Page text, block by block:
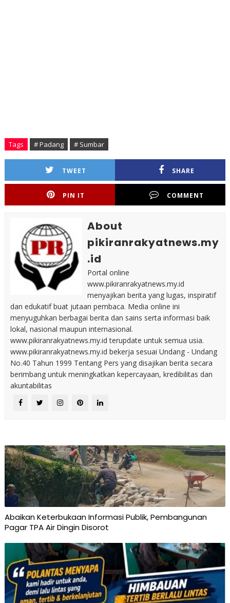
Tags # Padang # Sumbar
TWEET SHARE
PIN IT COMMENT
About
pikiranrakyatnews.my
.id
Portal online
www.pikiranrakyatnews.my.id
menyajikan berita yang lugas, inspiratif
dan edukatif buat jutaan pembaca. Media online ini
menyuguhkan berbagai berita dan sains serta informasi baik
lokal, nasional maupun internasional.
www.pikiranrakyatnews.my.id terupdate untuk semua usia.
www.pikiranrakyatnews.my.id bekerja sesuai Undang - Undang
No.40 Tahun 1999 Tentang Pers yang disajikan berita secara
berimbang untuk meningkatkan kepercayaan, kredibilitas dan
akuntabilitas
Abaikan Keterbukaan Informasi Publik, Pembangunan
Pagar TPA Air Dingin Disorot